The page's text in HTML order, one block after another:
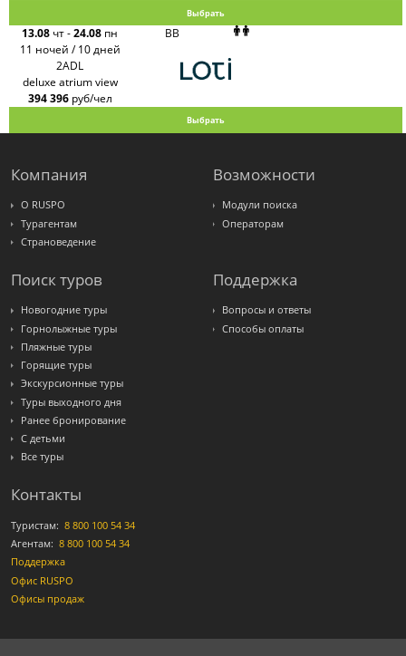
Выбрать
13.08 чт-24.08 пн
11 ночей / 10 дней
BB
2ADL
deluxe atrium view
394 396 руб/чел
Выбрать
Компания
О RUSPO
Турагентам
Страноведение
Возможности
Модули поиска
Операторам
Поиск туров
Новогодние туры
Горнолыжные туры
Пляжные туры
Горящие туры
Экскурсионные туры
Туры выходного дня
Ранее бронирование
С детьми
Все туры
Поддержка
Вопросы и ответы
Способы оплаты
Контакты
Туристам: 8 800 100 54 34
Агентам: 8 800 100 54 34
Поддержка
Офис RUSPO
Офисы продаж